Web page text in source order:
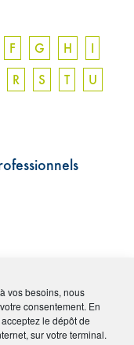
vos besoins, nous
consentement. En
le dépôt de
sur votre terminal.
F G H
I
R S T
U
(ALD)